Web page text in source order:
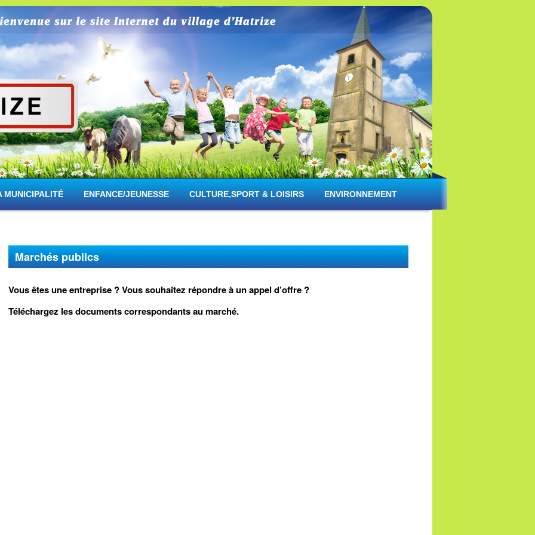
MUNICIPALITÉ ENFANCE/JEUNESSE CULTURE,SPORT & LOISIRS ENVIRONNEMENT
Marchés publics
Vous êtes une entreprise ? Vous souhaitez répondre à un appel d’offre ?
Téléchargez les documents correspondants au marché.